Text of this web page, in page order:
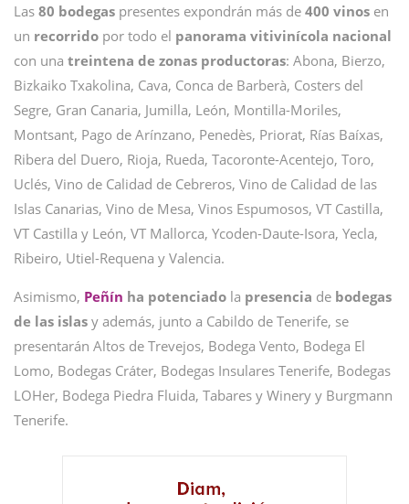
Las 80 bodegas presentes expondrán más de 400 vinos en
un recorrido por todo el panorama vitivinícola nacional
con una treintena de zonas productoras: Abona, Bierzo,
Bizkaiko Txakolina, Cava, Conca de Barberà, Costers del
Segre, Gran Canaria, Jumilla, León, Montilla-Moriles,
Montsant, Pago de Arínzano, Penedès, Priorat, Rías Baíxas,
Ribera del Duero, Rioja, Rueda, Tacoronte-Acentejo, Toro,
Uclés, Vino de Calidad de Cebreros, Vino de Calidad de las
Islas Canarias, Vino de Mesa, Vinos Espumosos, VT Castilla,
VT Castilla y León, VT Mallorca, Ycoden-Daute-Isora, Yecla,
Ribeiro, Utiel-Requena y Valencia.
Asimismo, Peñín ha potenciado la presencia de bodegas
de las islas y además, junto a Cabildo de Tenerife, se
presentarán Altos de Trevejos, Bodega Vento, Bodega El
Lomo, Bodegas Cráter, Bodegas Insulares Tenerife, Bodegas
LOHer, Bodega Piedra Fluida, Tabares y Winery y Burgmann
Tenerife.